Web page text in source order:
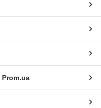
Prom.ua